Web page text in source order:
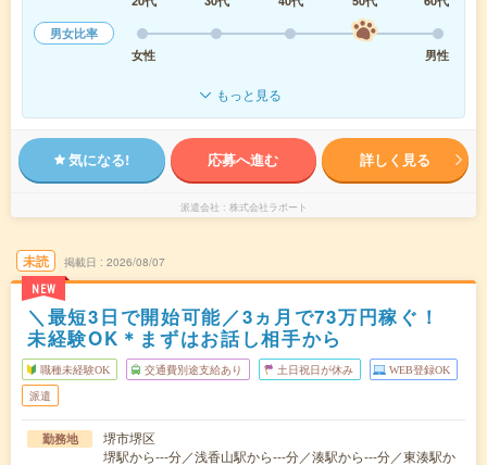
男女比率
女性
男性
もっと見る
気になる! 応募へ進む 詳しく見る
派遣会社 株式会社ラポート
未読
NEW
掲載日 2026/08/07
＼最短3日で開始可能／3ヵ月で73万円稼ぐ！
未経験OK＊まずはお話し相手から
職種未経験OK 交通費別途支給あり 土日祝日が休み WEB登録OK
派遣
勤務地
堺市堺区
堺駅から---分／浅香山駅から---分／湊駅から---分／東湊駅か